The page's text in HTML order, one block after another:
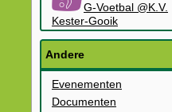
G-Voetbal @K.V.
Kester-Gooik
Andere
Evenementen
Documenten